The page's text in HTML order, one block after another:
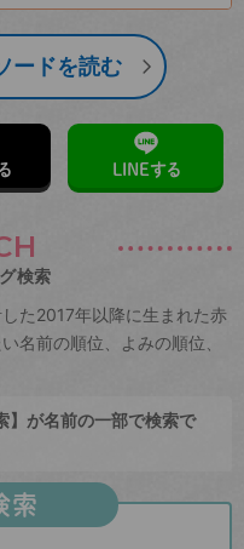
ードを読む
LINEする
検索
た2017年以降に生まれた赤
名前の順位、よみの順位、
】が名前の一部で検索で
索